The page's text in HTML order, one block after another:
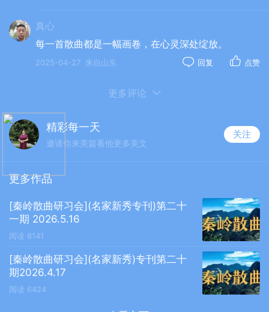
9.邓毕业(江西)
〔双调鱼游春水〕暮春桔花开
雨轻飘，喜冲霄。看林中、桔树花妖。双凤几莺林
里跃，上下风骚，风骚扭腰笑，家园格外娇。
〔双调•鱼游春水〕长相思（中原音韵）
接清晨，送黄昏，心中装个摄魂人。情愫写成鱼雁
信，好梦重温。难收寸心紊，还添未了因。
11.李春厚 （山东）
〔双调·鱼游春水〕（通韵）
真心
每一首散曲都是一幅画卷，在心灵深处绽放。
2025-04-27 来自山东 回复 点赞
更多评论
精彩每一天
邀请你来美篇看他更多美文
关注
更多作品
[秦岭散曲研习会](名家新秀专刊)第二十
一期 2026.5.16
阅读 8141
[秦岭散曲研习会](名家新秀)专刊第二十
期2026.4.17
阅读 6424